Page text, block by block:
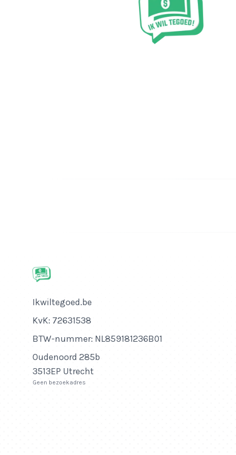
Bedrijfsnaam
Ikwiltegoed.be
KvK-nummer
KvK: 72631538
Btw-nummer
BTW-nummer: NL859181236B01
Adres
Oudenoord 285b
3513EP Utrecht
Geen bezoekadres